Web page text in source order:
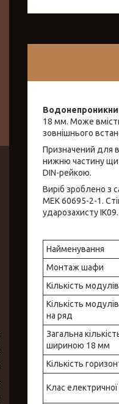
18 мм. Може
зовнішнього
Призначений для
нижню частину
DIN-рейкою.
Виріб зроблено з
МЕК 60695-2-1.
ударозахисту
Найменування
Монтаж шафи
Кількість
Кількість
на ряд
Загальна
шириною 18 мм
Кількість
Клас електричної